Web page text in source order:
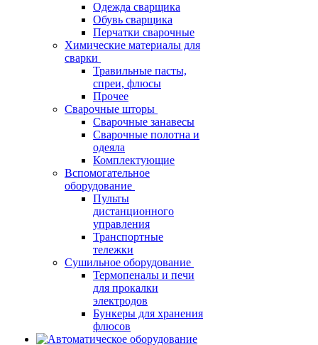
Одежда сварщика
Обувь сварщика
Перчатки сварочные
Химические материалы для
сварки
Травильные пасты,
спреи, флюсы
Прочее
Сварочные шторы
Сварочные занавесы
Сварочные полотна и
одеяла
Комплектующие
Вспомогательное
оборудование
Пульты
дистанционного
управления
Транспортные
тележки
Сушильное оборудование
Термопеналы и печи
для прокалки
электродов
Бункеры для хранения
флюсов